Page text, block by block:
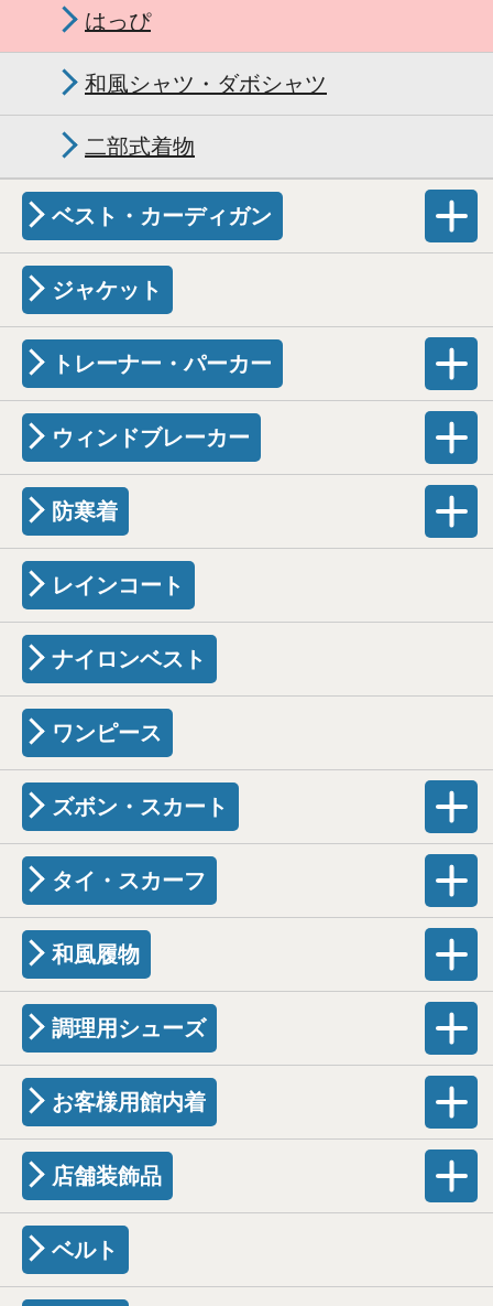
はっぴ
和風シャツ・ダボシャツ
二部式着物
ベスト・カーディガン
ジャケット
トレーナー・パーカー
ウィンドブレーカー
防寒着
レインコート
ナイロンベスト
ワンピース
ズボン・スカート
タイ・スカーフ
和風履物
調理用シューズ
お客様用館内着
店舗装飾品
ベルト